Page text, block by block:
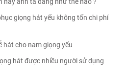
giọng hát yếu không tốn chi phí
hát cho nam giọng yếu
hát được nhiều người sử dụng